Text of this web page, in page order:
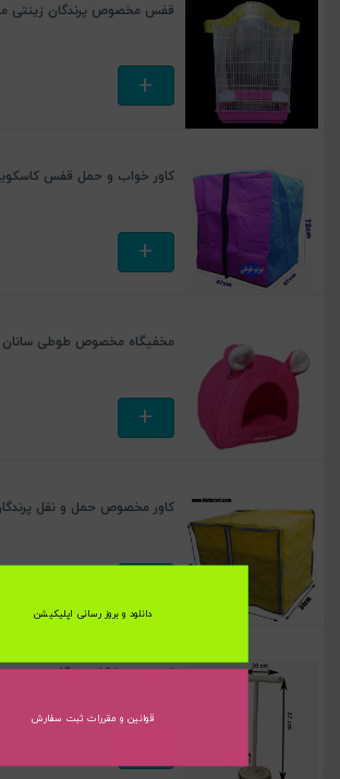
قفس مخصوص پرندگان زینتی مدل
+
کاور خواب و حمل قفس
+
مخفیگاه مخصوص طوطی سانان
+
کاور مخصوص حمل و نقل
استند تی شکل پرندگان زینتی
قوانین و مقررات ثبت سفارش
دانلود و بروز رسانی اپلیکیشن